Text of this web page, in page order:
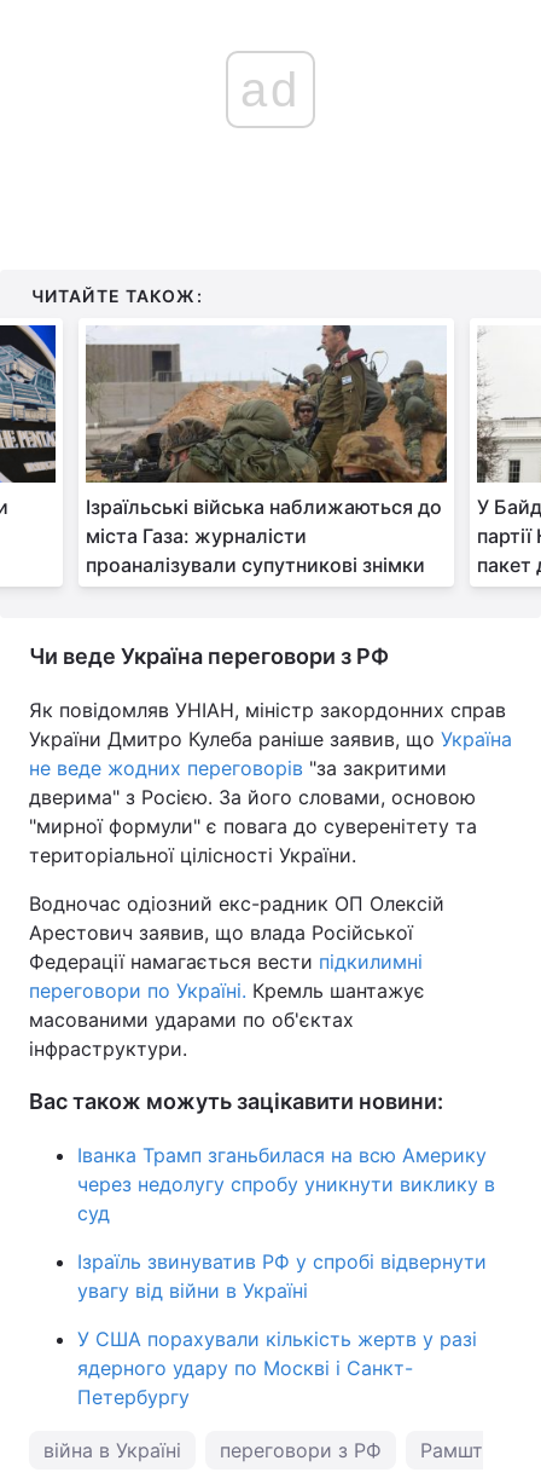
ad
ЧИТАЙТЕ ТАКОЖ:
Ізраїльські війська наближаються до
міста Газа: журналісти
проаналізували супутникові знімки
У
пакет
Чи веде Україна переговори з РФ
Як повідомляв УНІАН, міністр закордонних справ
України Дмитро Кулеба раніше заявив, що Україна
не веде жодних переговорів "за закритими
дверима" з Росією. За його словами, основою
"мирної формули" є повага до суверенітету та
територіальної цілісності України.
Водночас одіозний екс-радник ОП Олексій
Арестович заявив, що влада Російської
Федерації намагається вести підкилимні
переговори по Україні. Кремль шантажує
масованими ударами по об'єктах
інфраструктури.
Вас також можуть зацікавити новини:
Іванка Трамп зганьбилася на всю Америку
через недолугу спробу уникнути виклику в
суд
Ізраїль звинуватив РФ у спробі відвернути
увагу від війни в Україні
У США порахували кількість жертв у разі
ядерного удару по Москві і Санкт-
Петербургу
війна в Україні переговори з РФ Рамштайн